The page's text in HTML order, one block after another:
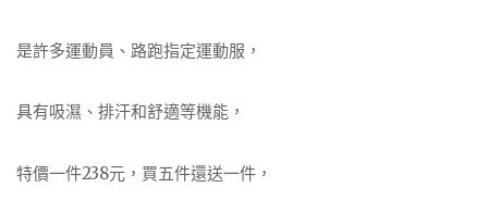
是許多運動員、路跑指定運動服，
具有吸濕、排汗和舒適等機能，
特價一件238元，買五件還送一件，